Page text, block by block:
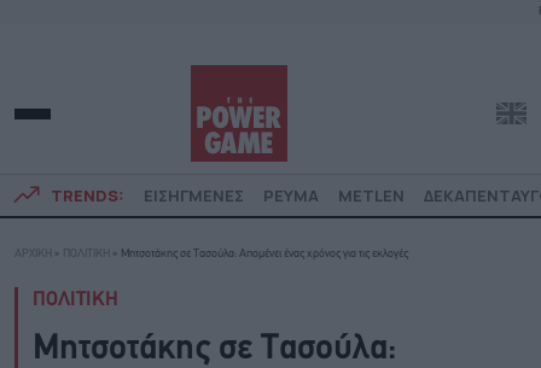
TRENDS: ΕΙΣΗΓΜΕΝΕΣ ΡΕΥΜΑ METLEN
ΑΡΧΙΚΗ » ΠΟΛΙΤΙΚΗ » Μητσοτάκης σε Τασούλα: Απομένει ένας χρόνος για τις εκλογές
ΠΟΛΙΤΙΚΗ
Μητσοτάκης σε Τασούλα: